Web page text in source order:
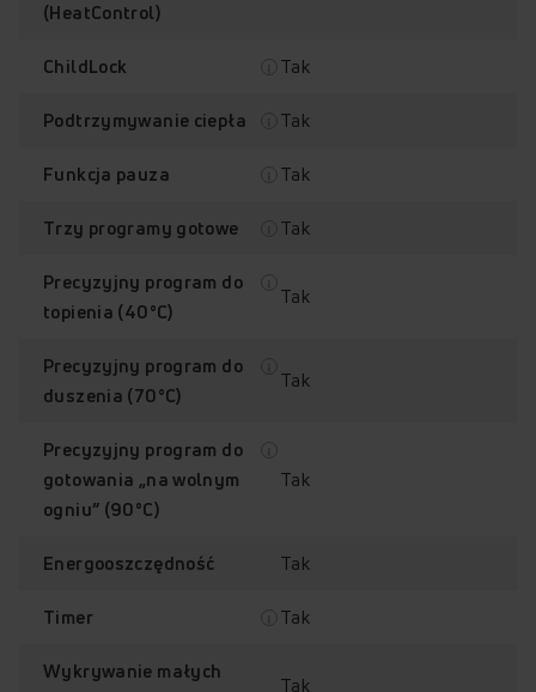
do duszenia (70°C)
do gotowania „na
Sprawdź, jak działa płyta
Amica PIH6540PHTUN 3.0
Przytrzymaj palec na punkcie z plusem, aby odkryć jego
zawartość.
+
(HeatControl)
ChildLock Tak
Podtrzymywanie ciepła Tak
Funkcja pauza Tak
Trzy programy gotowe Tak
Precyzyjny program do
topienia (40°C)
Tak
Precyzyjny program do
duszenia (70°C)
Tak
Precyzyjny program do
gotowania „na wolnym
ogniu” (90°C)
Tak
Energooszczędność Tak
Timer Tak
Wykrywanie małych
Tak